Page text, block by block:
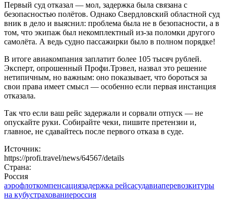
Первый суд отказал — мол, задержка была связана с
безопасностью полётов. Однако Свердловский областной суд
вник в дело и выяснил: проблема была не в безопасности, а в
том, что экипаж был некомплектный из-за поломки другого
самолёта. А ведь судно пассажирки было в полном порядке!
В итоге авиакомпания заплатит более 105 тысяч рублей.
Эксперт, опрошенный Профи.Трэвел, назвал это решение
нетипичным, но важным: оно показывает, что бороться за
свои права имеет смысл — особенно если первая инстанция
отказала.
Так что если ваш рейс задержали и сорвали отпуск — не
опускайте руки. Собирайте чеки, пишите претензии и,
главное, не сдавайтесь после первого отказа в суде.
Источник:
https://profi.travel/news/64567/details
Страна:
Россия
аэрофлоткомпенсациязадержка рейсасудавиаперевозкитуры
на кубустрахованиероссия